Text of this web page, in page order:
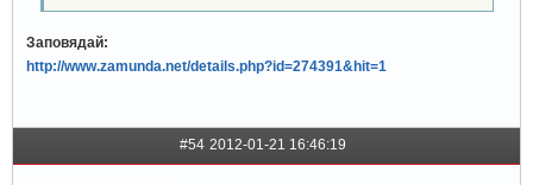
Заповядай:
http://www.zamunda.net/details.php?id=274391&hit=1
#54 2012-01-21 16:46:19